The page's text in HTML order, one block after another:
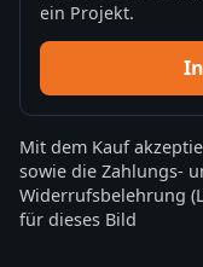
ein Projekt.
Mit dem Kauf
sowie die Zahlungs-
Widerrufsbelehrung
für dieses Bild